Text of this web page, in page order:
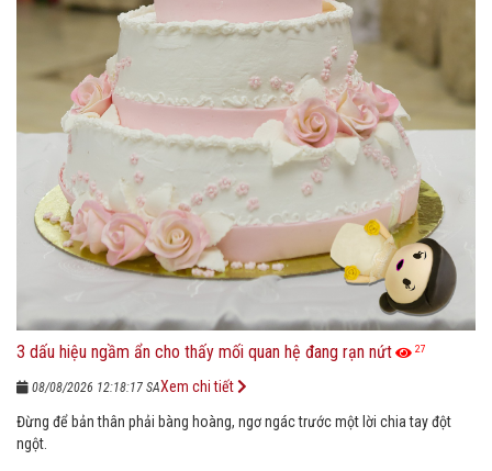
3 dấu hiệu ngầm ẩn cho thấy mối quan hệ đang rạn nứt 27
08/08/2026 12:18:17 SA
Đừng để bản thân phải bàng hoàng, ngơ ngác trước một lời chia tay đột
ngột.
Xem chi tiết